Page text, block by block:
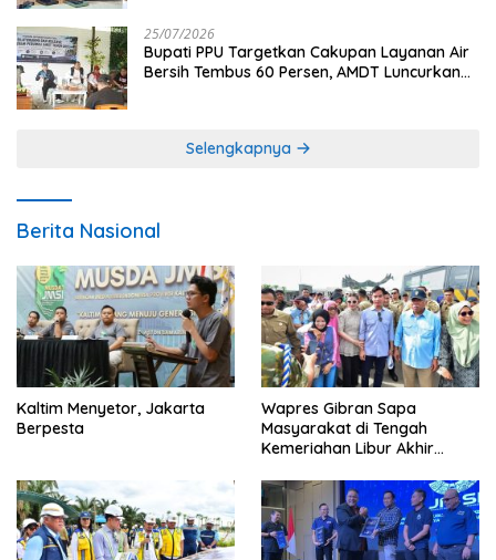
25/07/2026
Bupati PPU Targetkan Cakupan Layanan Air
Bersih Tembus 60 Persen, AMDT Luncurkan
Selengkapnya
Berita Nasional
Kaltim Menyetor, Jakarta
Berpesta
Wapres Gibran Sapa
Masyarakat di Tengah
Kemeriahan Libur Akhir